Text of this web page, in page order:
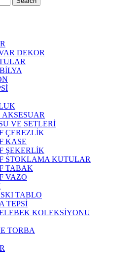
DEKOR
VE SETLERİ
ÇEREZLİK
KASE
ŞEKERLİK
STOKLAMA KUTULAR
TABAK
VAZO
TABLO
TEPSİ
KOLEKSİYONU
TORBA